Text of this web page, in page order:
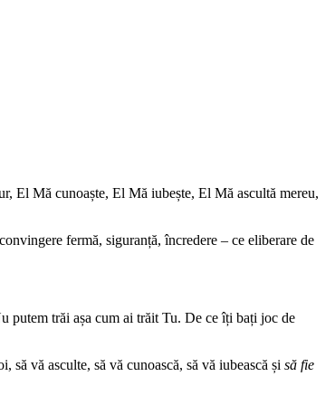
El Mă cunoaște, El Mă iubește, El Mă ascultă mereu,
fermă, siguranță, încredere – ce eliberare de
putem trăi așa cum ai trăit Tu. De ce îți bați joc de
vă asculte, să vă cunoască, să vă iubească și să fie